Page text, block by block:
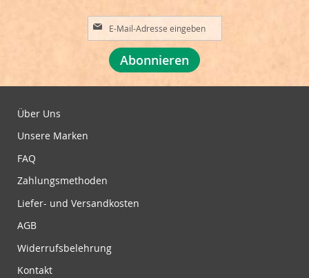
A
g
m
e
l
Abonnieren
Über Uns
Unsere Marken
FAQ
Zahlungsmethoden
Liefer- und Versandkosten
AGB
Widerrufsbelehrung
Kontakt